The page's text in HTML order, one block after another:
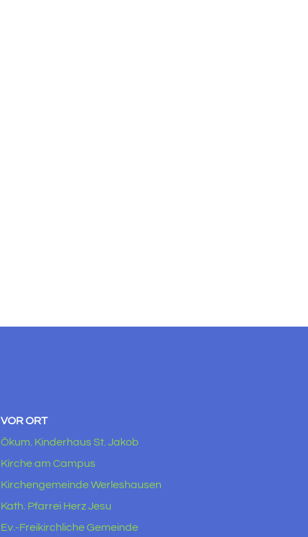
VOR ORT
Ökum. Kinderhaus St. Jakob
Kirche am Campus
Kirchengemeinde Werleshausen
Kath. Pfarrei Herz Jesu
Ev.-Freikirchliche Gemeinde